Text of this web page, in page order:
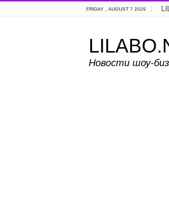
FRIDAY , AUGUST 7 2026
Новости шоу-